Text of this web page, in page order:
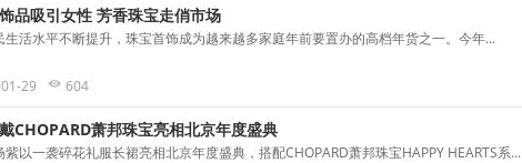
品吸引女性 芳香珠宝走俏市场
生活水平不断提升，珠宝首饰成为越来越多家庭年前要置办的高档年货之一。今年...
29 604
CHOPARD萧邦珠宝亮相北京年度盛典
紫以一袭碎花礼服长裙亮相北京年度盛典，搭配CHOPARD萧邦珠宝HAPPY HEARTS系...